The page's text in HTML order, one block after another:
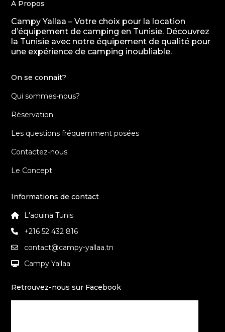
À Propos
Campy Yallaa – Votre choix pour la location
d’équipement de camping en Tunisie. Découvrez
la Tunisie avec notre équipement de qualité pour
une expérience de camping inoubliable.
On se connait?
Qui sommes-nous?
Réservation
Les questions fréquemment posées
Contactez-nous
Le Concept
Informations de contact
L'aouina Tunis
+216 52 432 816
contact@campy-yallaa.tn
Campy Yallaa
Retrouvez-nous sur Facebook